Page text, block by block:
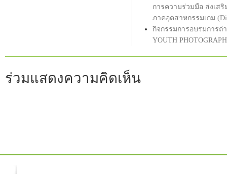
การความร่วมมือ ส่งเ
ภาคอุตสาหกรรมเกม
กิจกรรมการอบรมการถ่
YOUTH
ร่วมแสดงความคิดเห็น